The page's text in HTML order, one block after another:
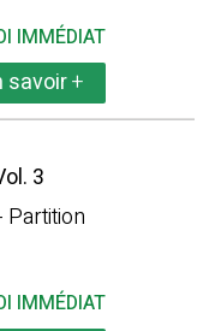
IMMÉDIAT
savoir+
3
Partition
IMMÉDIAT